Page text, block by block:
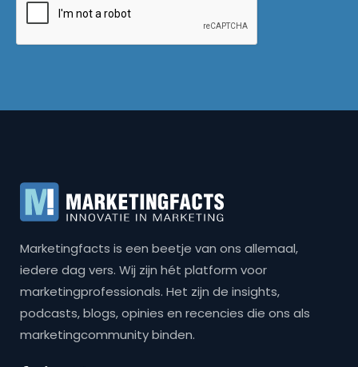
Marketingfacts is een beetje van ons allemaal,
iedere dag vers. Wij zijn hét platform voor
marketingprofessionals. Het zijn de insights,
podcasts, blogs, opinies en recencies die ons als
marketingcommunity binden.